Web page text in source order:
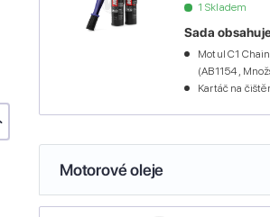
1 Skladem
Sada
Motul C1
(AB1154 ,
Kartáč na
Motorové oleje